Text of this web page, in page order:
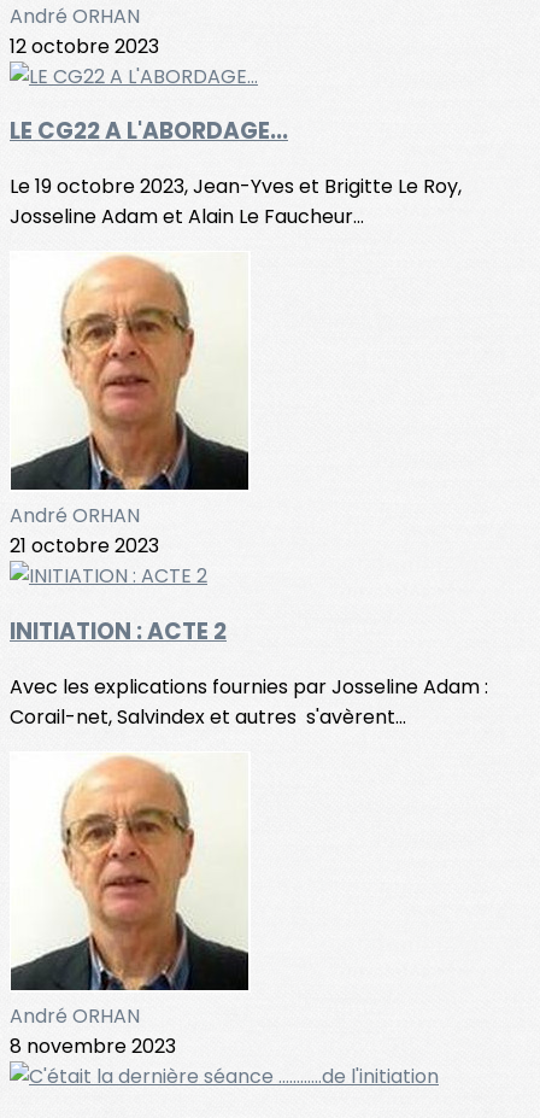
André ORHAN
12 octobre 2023
LE CG22 A L'ABORDAGE...
Le 19 octobre 2023, Jean-Yves et Brigitte Le Roy,
Josseline Adam et Alain Le Faucheur...
André ORHAN
21 octobre 2023
INITIATION : ACTE 2
Avec les explications fournies par Josseline Adam :
Corail-net, Salvindex et autres s'avèrent...
André ORHAN
8 novembre 2023